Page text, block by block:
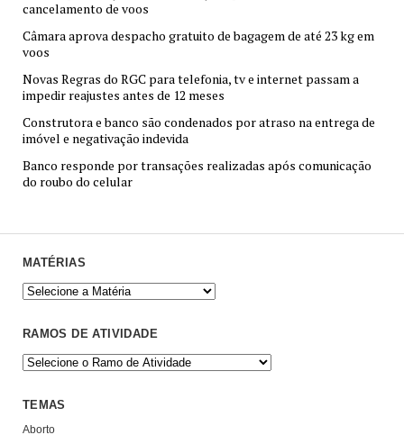
cancelamento de voos
Câmara aprova despacho gratuito de bagagem de até 23 kg em
voos
Novas Regras do RGC para telefonia, tv e internet passam a
impedir reajustes antes de 12 meses
Construtora e banco são condenados por atraso na entrega de
imóvel e negativação indevida
Banco responde por transações realizadas após comunicação
do roubo do celular
MATÉRIAS
RAMOS DE ATIVIDADE
TEMAS
Aborto